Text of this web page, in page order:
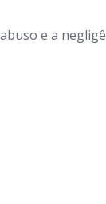
e a